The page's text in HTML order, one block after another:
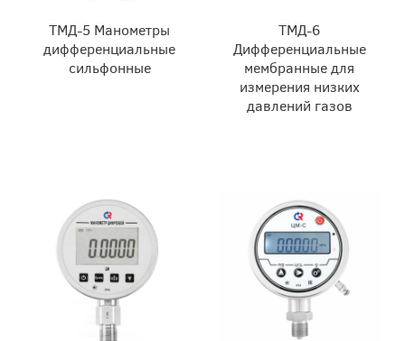
ТМД-5 Манометры
дифференциальные
сильфонные
ТМД-6
Дифференциальные
мембранные для
измерения низких
давлений газов